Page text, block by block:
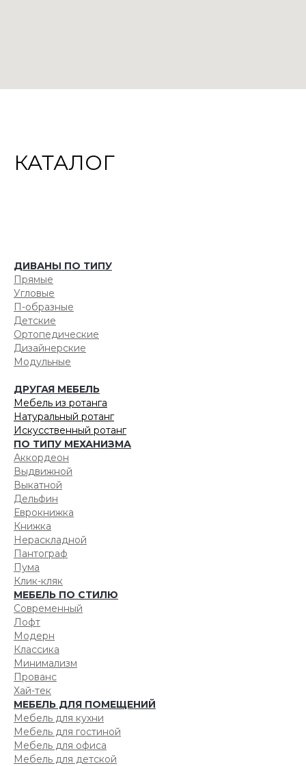
КАТАЛОГ
ДИВАНЫ ПО ТИПУ
Прямые
Угловые
П-образные
Детские
Ортопедические
Дизайнерские
Модульные
ДРУГАЯ МЕБЕЛЬ
Мебель из ротанга
Натуральный ротанг
Искусственный ротанг
ПО ТИПУ МЕХАНИЗМА
Аккордеон
Выдвижной
Выкатной
Дельфин
Еврокнижка
Книжка
Нераскладной
Пантограф
Пума
Клик-кляк
МЕБЕЛЬ ПО СТИЛЮ
Современный
Лофт
Модерн
Классика
Минимализм
Прованс
Хай-тек
МЕБЕЛЬ ДЛЯ ПОМЕЩЕНИЙ
Мебель для кухни
Мебель для гостиной
Мебель для офиса
Мебель для детской